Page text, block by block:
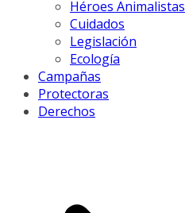
Héroes Animalistas
Cuidados
Legislación
Ecología
Campañas
Protectoras
Derechos